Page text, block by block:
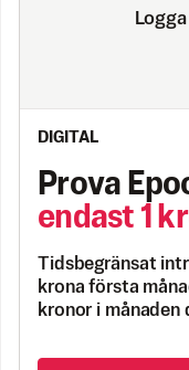
DIGITAL
Prova
endast 1
Tidsbegränsat
krona första
kronor i månaden